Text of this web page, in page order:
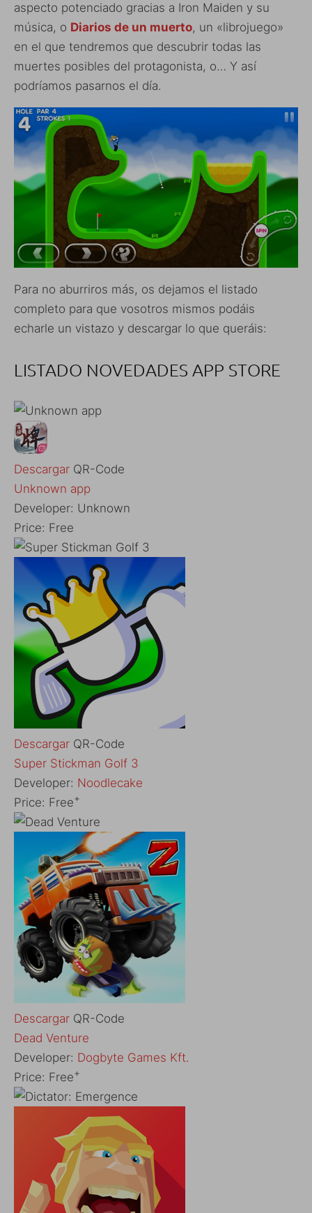
aspecto potenciado gracias a Iron Maiden y su
música, o Diarios de un muerto, un «librojuego»
en el que tendremos que descubrir todas las
muertes posibles del protagonista, o… Y así
podríamos pasarnos el día.
Para no aburriros más, os dejamos el listado
completo para que vosotros mismos podáis
echarle un vistazo y descargar lo que queráis:
LISTADO NOVEDADES APP STORE
Descargar QR-Code
Unknown app
Developer: Unknown
Price: Free
Descargar QR-Code
‎Super Stickman Golf 3
Developer: Noodlecake
Price: Free+
Descargar QR-Code
‎Dead Venture
Developer: Dogbyte Games Kft.
Price: Free+